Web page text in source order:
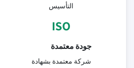
التأسيس
ISO
جودة معتمدة
شركة معتمدة بشهادة